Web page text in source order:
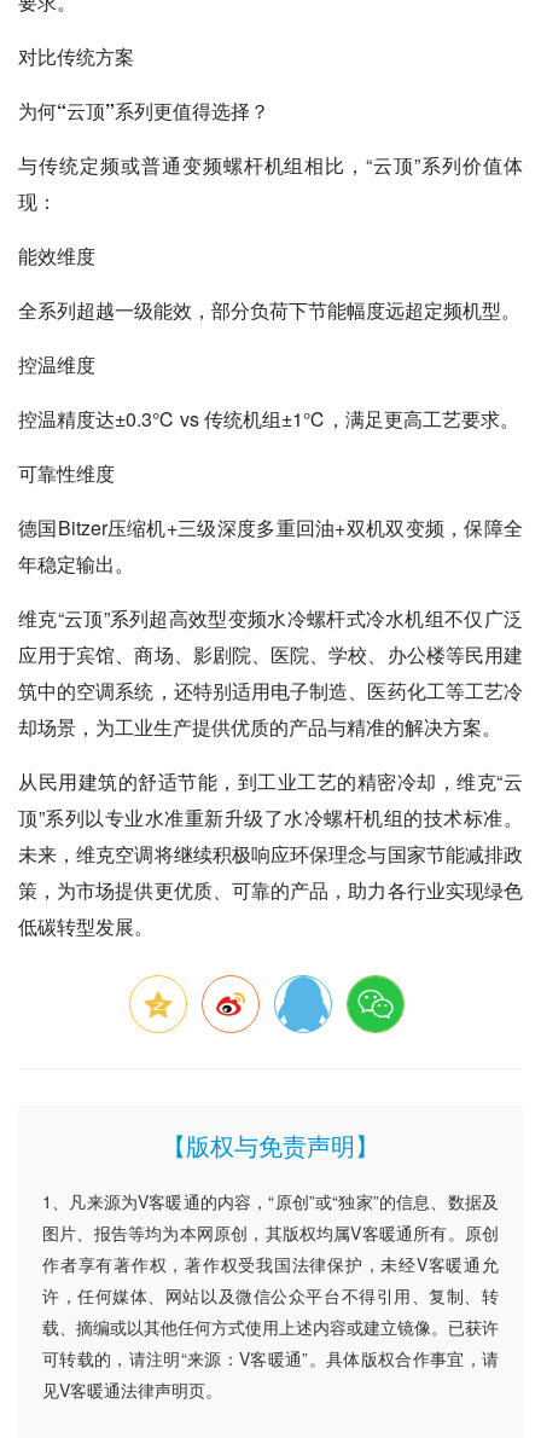
对比传统方案
为何“云顶”系列更值得选择？
与传统定频或普通变频螺杆机组相比，“云顶”系列价值体
现：
能效维度
全系列超越一级能效，部分负荷下节能幅度远超定频机型。
控温维度
控温精度达±0.3℃ vs 传统机组±1℃，满足更高工艺要求。
可靠性维度
德国Bitzer压缩机+三级深度多重回油+双机双变频，保障全
年稳定输出。
维克“云顶”系列超高效型变频水冷螺杆式冷水机组不仅广泛
应用于宾馆、商场、影剧院、医院、学校、办公楼等民用建
筑中的空调系统，还特别适用电子制造、医药化工等工艺冷
却场景，为工业生产提供优质的产品与精准的解决方案。
从民用建筑的舒适节能，到工业工艺的精密冷却，维克“云
顶”系列以专业水准重新升级了水冷螺杆机组的技术标准。
未来，维克空调将继续积极响应环保理念与国家节能减排政
策，为市场提供更优质、可靠的产品，助力各行业实现绿色
低碳转型发展。
【版权与免责声明】
1、凡来源为V客暖通的内容，“原创”或“独家”的信息、数据及
图片、报告等均为本网原创，其版权均属V客暖通所有。原创
作者享有著作权，著作权受我国法律保护，未经V客暖通允
许，任何媒体、网站以及微信公众平台不得引用、复制、转
载、摘编或以其他任何方式使用上述内容或建立镜像。已获许
可转载的，请注明“来源：V客暖通”。具体版权合作事宜，请
见V客暖通法律声明页。